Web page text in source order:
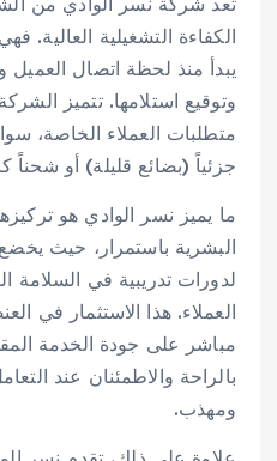
الكفاءة التشغيلية العالية.
يبدأ منذ لحظة اتصال العميل
وتوقيع استلامها. تتميز
متطلبات العملاء الخاصة،
جزئياً (بضائع قليلة) أو شحناً
ما يميز نسر الوادي هو
البشرية باستمرار، حيث
لدورات تدريبية في السلامة
العملاء. هذا الاستثمار في
مباشر على جودة الخدمة
بالراحة والاطمئنان عند
ومهذب.